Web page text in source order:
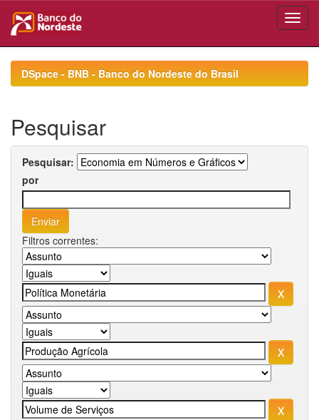
navigationDSpace - BNB - Banco do Nordeste do Brasil
Pesquisar
Pesquisar:
por
Filtros correntes: